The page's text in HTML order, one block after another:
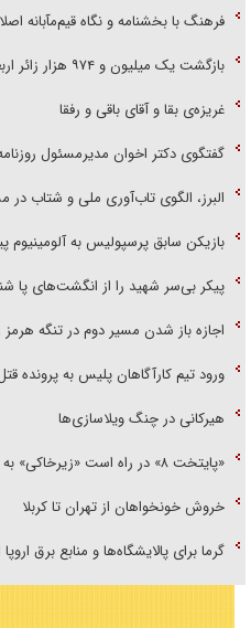
فرهنگ با بخشنامه و نگاه قیم‌مآبانه
بازگشت یک میلیون و ۹۷۴ هزار زائر اربعین به کشور
غریزه‌ی بقا و آقای باقی و رفقا
گفتگوی دکتر اخوان مدیرمسئول
البرز، الگوی تاب‌آوری ملی و شتاب در
بازیکن سابق پرسپولیس به آلومینیوم
پیکر بی‌سر شهید را از انگشت‌های پا
اجازه باز شدن مسیر دوم در تنگه هرمز
ورود تیم کارآگاهان پلیس به پرونده
هیرکانی در چنگ ویلاسازی‌ها
«پایتخت ۸» در راه است «زیرخاکی» به نوروز می‌رسد
خروش خونخواهان از تهران تا کربلا
گرما برای پالایشگاه‌ها و منابع برق